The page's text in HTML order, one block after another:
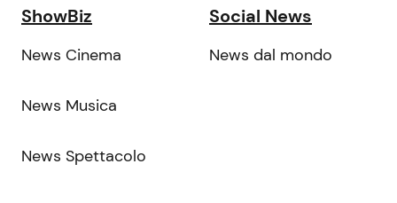
ShowBiz
News Cinema
News Musica
News Spettacolo
Social News
News dal mondo